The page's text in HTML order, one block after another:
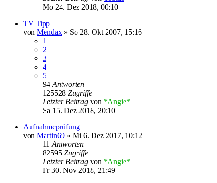
Mo 24. Dez 2018, 00:10
TV Tipp
von Mendax » So 28. Okt 2007, 15:16
1
2
3
4
5
94 Antworten
125528 Zugriffe
Letzter Beitrag von *Angie*
Sa 15. Dez 2018, 20:10
Aufnahmeprüfung
von Martin69 » Mi 6. Dez 2017, 10:12
11 Antworten
82595 Zugriffe
Letzter Beitrag von *Angie*
Fr 30. Nov 2018, 21:49